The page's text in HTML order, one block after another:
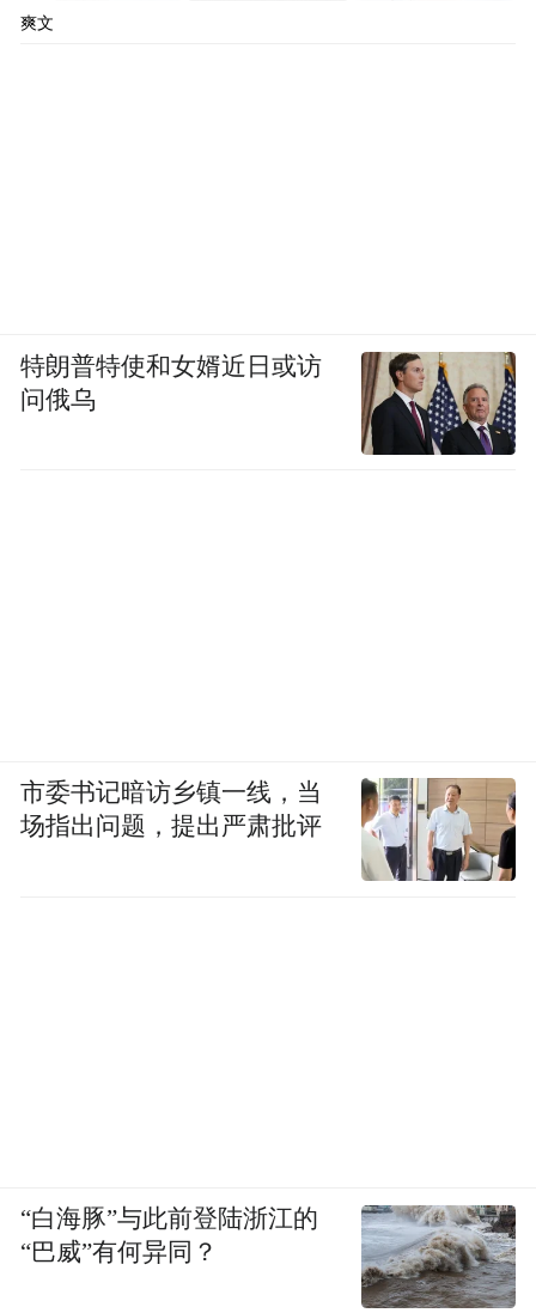
爽文
特朗普特使和女婿近日或访
问俄乌
市委书记暗访乡镇一线，当
场指出问题，提出严肃批评
“白海豚”与此前登陆浙江的
“巴威”有何异同？